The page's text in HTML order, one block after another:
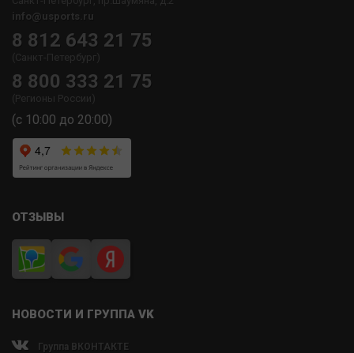
info@usports.ru
8 812 643 21 75
(Санкт-Петербург)
8 800 333 21 75
(Регионы России)
(с 10:00 до 20:00)
ОТЗЫВЫ
НОВОСТИ И ГРУППА VK
Группа ВКОНТАКТЕ